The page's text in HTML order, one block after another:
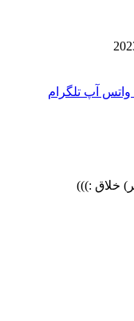
واتس آپ تلگرام